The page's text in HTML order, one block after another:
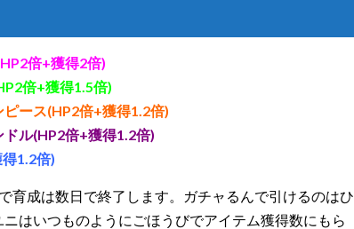
倍+獲得2倍)
倍+獲得1.5倍)
ース(HP2倍+獲得1.2倍)
ル(HP2倍+獲得1.2倍)
1.2倍)
育成は数日で終了します。ガチャるんで引けるのはひ
はいつものようにごほうびでアイテム獲得数にもら